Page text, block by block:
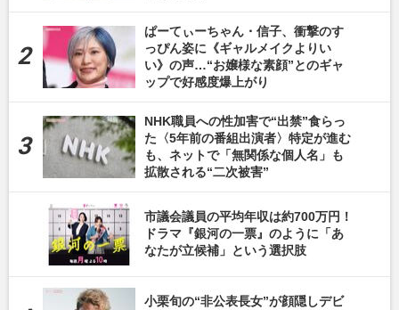
ぱーてぃーちゃん・信子、衝撃のす
っぴん姿に《ギャルメイクよりい
い》の声…“お嬢様な素顔”とのギャ
ップで好感度爆上がり
NHK職員への性加害で“出禁”食らっ
た〈5年前の番組出演者〉特定が進む
も、ネットで「無関係な個人名」も
拡散される“二次被害”
市議会議員の平均年収は約700万円！
ドラマ『銀河の一票』のように「あ
なたが立候補」という選択肢
小栗旬の“非公表長女”が顔隠しデビ